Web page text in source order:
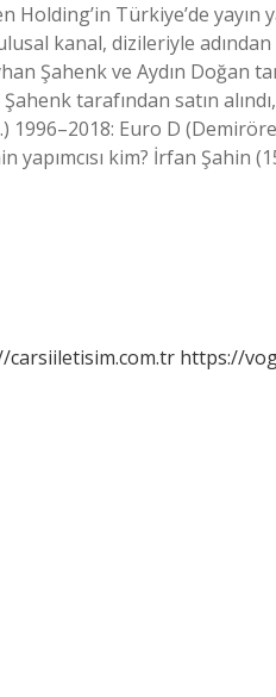
Holding’in Türkiye’de
kanal, dizileriyle
Şahenk ve Aydın Doğan
tarafından satın
Euro D
yapımcısı kim? İrfan Şahin
carsiiletisim.com.tr https://